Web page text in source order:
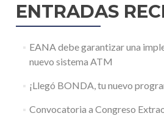
ENTRADAS
EANA debe garantizar una
nuevo sistema ATM
¡Llegó BONDA, tu nuevo
Convocatoria a Congreso